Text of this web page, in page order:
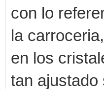
con lo
la
en los
tan ajustado